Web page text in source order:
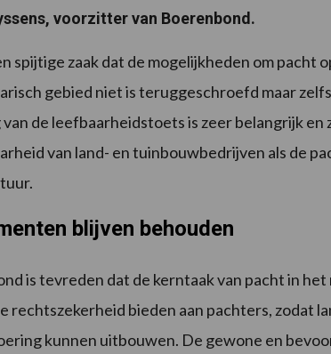
voorzitter van Boerenbond.
spijtige zaak dat de mogelijkheden om pacht
gebied niet is teruggeschroefd maar
de leefbaarheidstoets is zeer belangrijk
van land- en tuinbouwbedrijven als de
blijven behouden
is tevreden dat de kerntaak van pacht in
rechtszekerheid bieden aan pachters, zodat
kunnen uitbouwen. De gewone en